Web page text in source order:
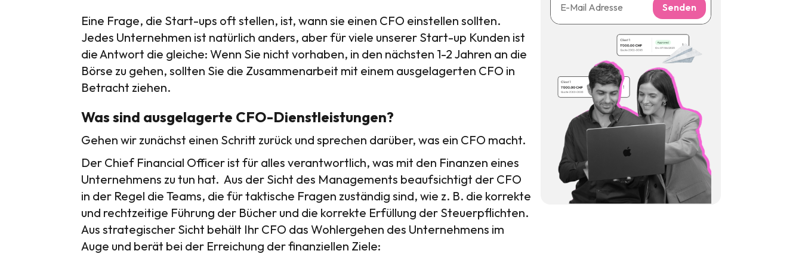
Eine Frage, die Start-ups oft stellen, ist, wann sie einen CFO einstellen sollten.
Jedes Unternehmen ist natürlich anders, aber für viele unserer Start-up Kunden ist
die Antwort die gleiche: Wenn Sie nicht vorhaben, in den nächsten 1-2 Jahren an die
Börse zu gehen, sollten Sie die Zusammenarbeit mit einem ausgelagerten CFO in
Betracht ziehen.
Was sind ausgelagerte CFO-Dienstleistungen?
Gehen wir zunächst einen Schritt zurück und sprechen darüber, was ein CFO macht.
Der Chief Financial Officer ist für alles verantwortlich, was mit den Finanzen eines
Unternehmens zu tun hat. Aus der Sicht des Managements beaufsichtigt der CFO
in der Regel die Teams, die für taktische Fragen zuständig sind, wie z. B. die korrekte
und rechtzeitige Führung der Bücher und die korrekte Erfüllung der Steuerpflichten.
Aus strategischer Sicht behält Ihr CFO das Wohlergehen des Unternehmens im
Auge und berät bei der Erreichung der finanziellen Ziele:
Senden